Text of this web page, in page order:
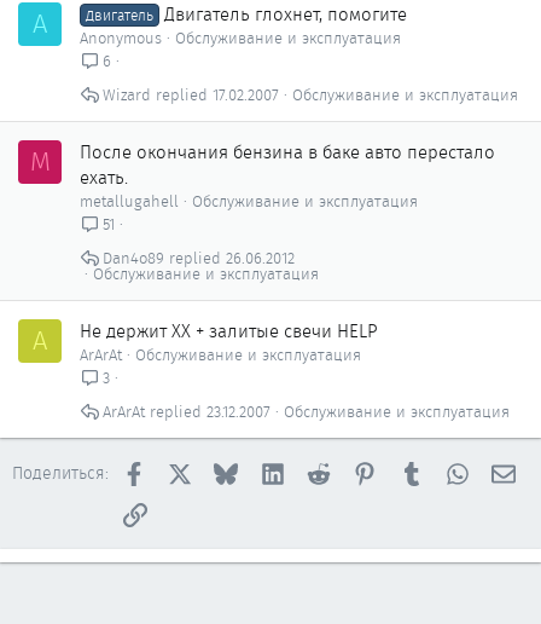
A Двигатель Двигатель глохнет, помогите
Anonymous
Обслуживание и эксплуатация
6
Обслуживание и эксплуатация
17.02.2007
Wizard
M
После окончания бензина в баке авто перестало
ехать.
metallugahell
Обслуживание и эксплуатация
51
Обслуживание и эксплуатация
26.06.2012
Dan4o89
A Не держит ХХ + залитые свечи HELP
ArArAt
Обслуживание и эксплуатация
3
Обслуживание и эксплуатация
23.12.2007
ArArAt
Поделиться: Facebook BlueskyLinkedInReddit PinterestTumblr
Ссылка